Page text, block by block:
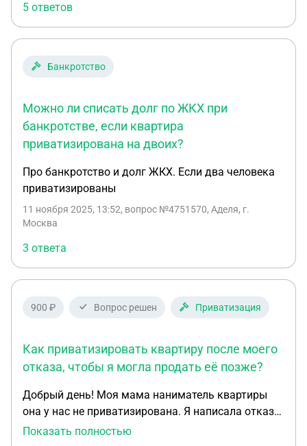
продажи? Заранее благодарю за ответ!
5 ответов
Банкротство
Можно ли списать долг по ЖКХ при
банкротстве, если квартира
приватизирована на двоих?
Про банкротство и долг ЖКХ. Если два человека
приватизированы
11 ноября 2025, 13:52, вопрос №4751570, Аделя, г.
Москва
3 ответа
900 ₽ Вопрос решен Приватизация
Как приватизировать квартиру после моего
отказа, чтобы я могла продать её позже?
Добрый день! Моя мама наниматель квартиры
она у нас не приватизирована. Я написала отказ
на приватизацию. Сейчас мама хочет
Показать полностью